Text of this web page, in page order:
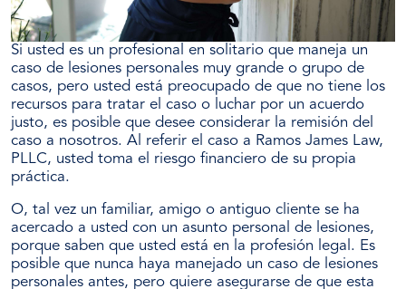
Si usted es un profesional en solitario que maneja un
caso de lesiones personales muy grande o grupo de
casos, pero usted está preocupado de que no tiene los
recursos para tratar el caso o luchar por un acuerdo
justo, es posible que desee considerar la remisión del
caso a nosotros. Al referir el caso a Ramos James Law,
PLLC, usted toma el riesgo financiero de su propia
práctica.
O, tal vez un familiar, amigo o antiguo cliente se ha
acercado a usted con un asunto personal de lesiones,
porque saben que usted está en la profesión legal. Es
posible que nunca haya manejado un caso de lesiones
personales antes, pero quiere asegurarse de que esta